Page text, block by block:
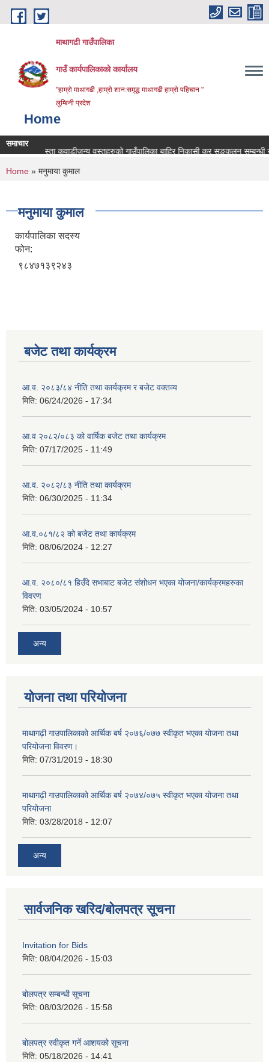
Skip to main content
माथागढी गाउँपालिका
गाउँ कार्यपालिकाको कार्यालय
"हाम्रो माथागढी ,हाम्रो शान:समृद्ध माथागढी हाम्रो पहिचान "
लुम्बिनी प्रदेश
Home
समाचार
जस्ता कवाडीजन्य वस्तुहरुको गाउँपालिका बाहिर निकासी कर सङ्कलन सम्बन्धी सूचना
You are here
Home » मनुमाया कुमाल
मनुमाया कुमाल
कार्यपालिका सदस्य
फोन:
९८४७१३९२४३
बजेट तथा कार्यक्रम
आ.व. २०८३/८४ नीति तथा कार्यक्रम र बजेट वक्तव्य
मिति: 06/24/2026 - 17:34
आ.व २०८२/०८३ को वार्षिक बजेट तथा कार्यक्रम
मिति: 07/17/2025 - 11:49
आ.व. २०८२/८३ नीति तथा कार्यक्रम
मिति: 06/30/2025 - 11:34
आ.व.०८१/८२ को बजेट तथा कार्यक्रम
मिति: 08/06/2024 - 12:27
आ.व. २०८०/८१ हिउँदे सभाबाट बजेट संशोधन भएका योजना/कार्यक्रमहरुका
विवरण
मिति: 03/05/2024 - 10:57
अन्य
योजना तथा परियोजना
माथागढ़ी गाउपालिकाको आर्थिक बर्ष २०७६/०७७ स्वीकृत भएका योजना तथा
परियोजना विवरण।
मिति: 07/31/2019 - 18:30
माथागढ़ी गाउपालिकाको आर्थिक बर्ष २०७४/०७५ स्वीकृत भएका योजना तथा
परियोजना
मिति: 03/28/2018 - 12:07
अन्य
सार्वजनिक खरिद/बोलपत्र सूचना
Invitation for Bids
मिति: 08/04/2026 - 15:03
बोलपत्र सम्बन्धी सूचना
मिति: 08/03/2026 - 15:58
बोलपत्र स्वीकृत गर्ने आशयको सूचना
मिति: 05/18/2026 - 14:41